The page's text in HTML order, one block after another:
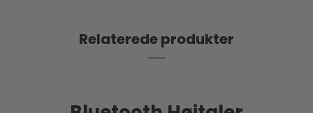
Relaterede produkter